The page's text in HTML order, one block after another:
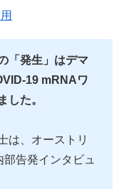
「発生」はデマ
19 mRNAワ
した。
は、オーストリ
告発インタビュ